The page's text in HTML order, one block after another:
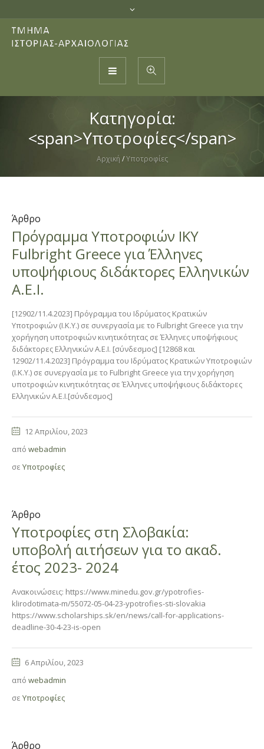
Κατηγορία:
<span>Υποτροφίες</span>
Αρχική /Υποτροφίες
Άρθρο
Πρόγραμμα Υποτροφιών ΙΚΥ
Fulbright Greece για Έλληνες
υποψήφιους διδάκτορες Ελληνικών
Α.Ε.Ι.
[12902/11.4.2023] Πρόγραμμα του Ιδρύματος Κρατικών
Υποτροφιών (Ι.Κ.Υ.) σε συνεργασία με το Fulbright Greece για την
χορήγηση υποτροφιών κινητικότητας σε Έλληνες υποψήφιους
διδάκτορες Ελληνικών Α.Ε.Ι. [σύνδεσμος] [12868 και
12902/11.4.2023] Πρόγραμμα του Ιδρύματος Κρατικών Υποτροφιών
(Ι.Κ.Υ.) σε συνεργασία με το Fulbright Greece για την χορήγηση
υποτροφιών κινητικότητας σε Έλληνες υποψήφιους διδάκτορες
Ελληνικών Α.Ε.Ι.[σύνδεσμος]
12 Απριλίου, 2023
από webadmin
σε Υποτροφίες
Άρθρο
Υποτροφίες στη Σλοβακία:
υποβολή αιτήσεων για το ακαδ.
έτος 2023- 2024
Ανακοινώσεις: https://www.minedu.gov.gr/ypotrofies-
klirodotimata-m/55072-05-04-23-ypotrofies-sti-slovakia
https://www.scholarships.sk/en/news/call-for-applications-
deadline-30-4-23-is-open
6 Απριλίου, 2023
από webadmin
σε Υποτροφίες
Άρθρο